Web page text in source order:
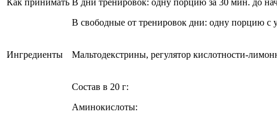
В свободные от тренировок дни: одну порцию с
Ингредиенты Мальтодекстрины, регулятор кислотности-
Состав в 20 г:
Аминокислоты: